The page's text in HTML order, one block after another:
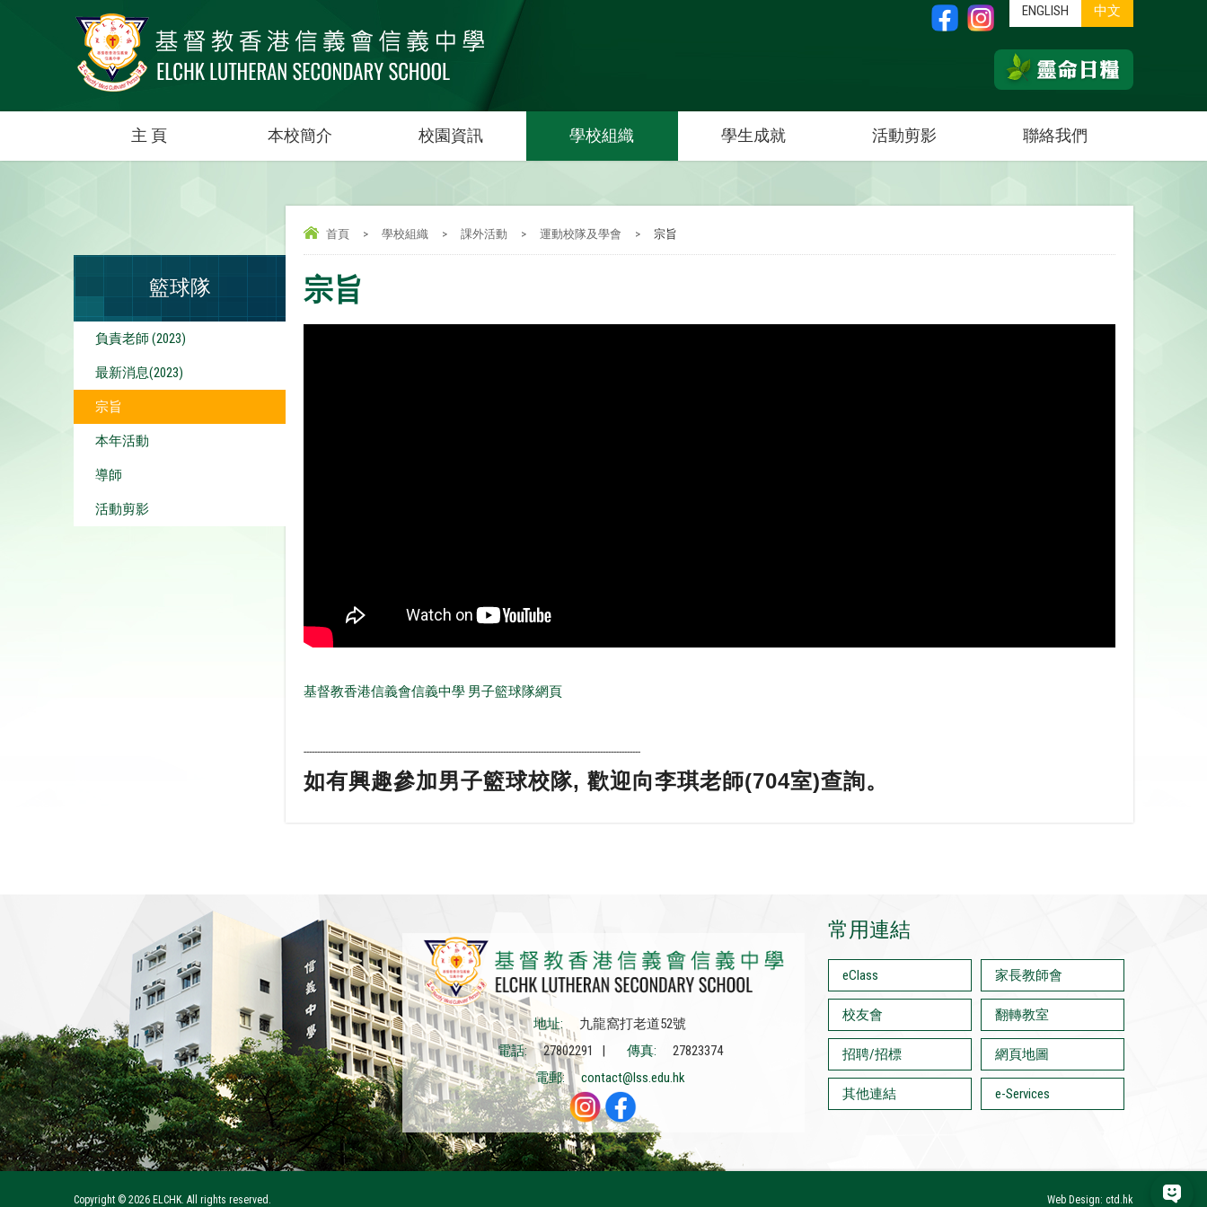
ENGLISH 中文
主 頁 本校簡介 校園資訊 學校組織 學生成就 活動剪影 聯絡我們
首頁 > 學校組織 > 課外活動 > 運動校隊及學會 > 宗旨
宗旨
基督教香港信義會信義中學 男子籃球隊網頁
-----------------------------------------------------------------------------------------------------------------------------
如有興趣參加男子籃球校隊, 歡迎向李琪老師(704室)查詢。
籃球隊
負責老師 (2023)
最新消息(2023)
宗旨
本年活動
導師
活動剪影
地址:
九龍窩打老道52號
電話:
27802291 | 傳真:
27823374
電郵:
contact@lss.edu.hk
常用連結
eClass 家長教師會
校友會 翻轉教室
招聘/招標 網頁地圖
其他連結 e-Services
Copyright © 2026 ELCHK. All rights reserved. Web Design: ctd.hk